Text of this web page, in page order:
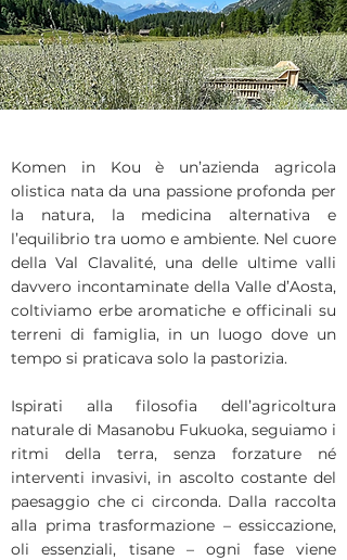
Komen in Kou è un’azienda agricola
olistica nata da una passione profonda per
la natura, la medicina alternativa e
l’equilibrio tra uomo e ambiente. Nel cuore
della Val Clavalité, una delle ultime valli
davvero incontaminate della Valle d’Aosta,
coltiviamo erbe aromatiche e officinali su
terreni di famiglia, in un luogo dove un
tempo si praticava solo la pastorizia.
Ispirati alla filosofia dell’agricoltura
naturale di Masanobu Fukuoka, seguiamo i
ritmi della terra, senza forzature né
interventi invasivi, in ascolto costante del
paesaggio che ci circonda. Dalla raccolta
alla prima trasformazione – essiccazione,
oli essenziali, tisane – ogni fase viene